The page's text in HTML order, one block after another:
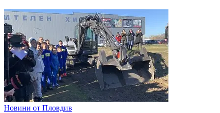
Новини от Пловдив